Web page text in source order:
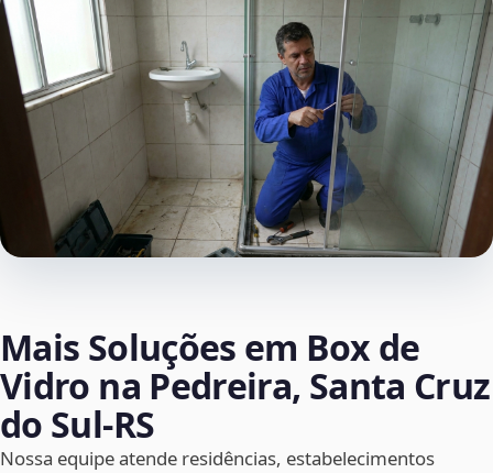
Mais Soluções em Box de
Vidro na Pedreira, Santa Cruz
do Sul‑RS
Nossa equipe atende residências, estabelecimentos